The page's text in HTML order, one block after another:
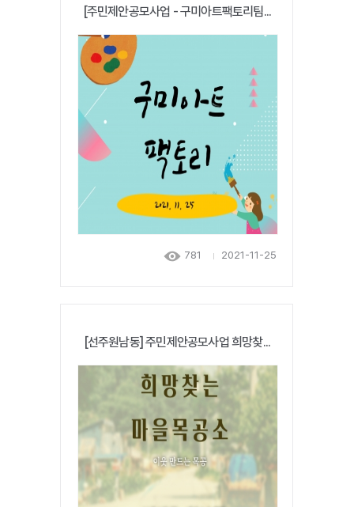
[주민제안공모사업 - 구미아트팩토리팀...
781 2021-11-25
[선주원남동] 주민제안공모사업 희망찾...